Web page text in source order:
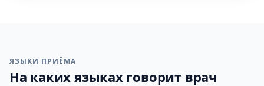
ЯЗЫКИ ПРИЁМА
На каких языках говорит врач